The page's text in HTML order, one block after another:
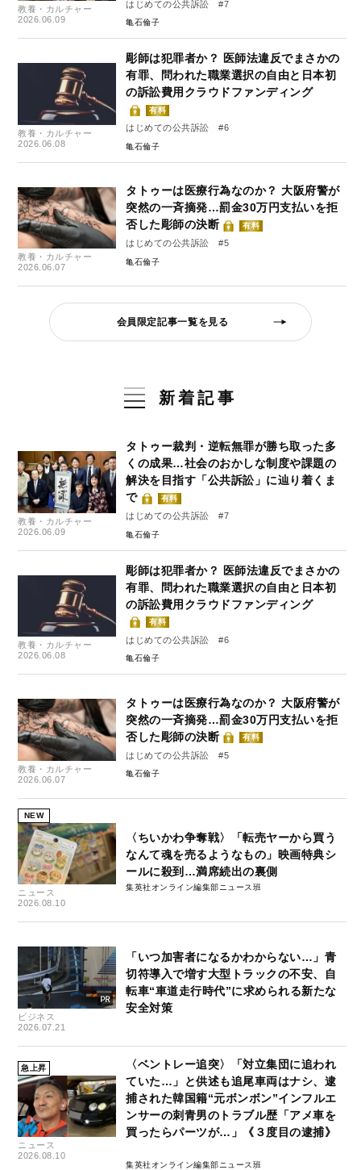
教養・カルチャー
2026.06.09
はじめての公共訴訟 #7
亀石倫子
教養・カルチャー
2026.06.08
彫師は犯罪者か？ 医師法違反でまさかの
有罪、問われた職業選択の自由と日本初
の訴訟費用クラウドファンディング
有料
はじめての公共訴訟 #6
亀石倫子
教養・カルチャー
2026.06.07
タトゥーは医療行為なのか？ 大阪府警が
突然の一斉摘発…罰金30万円支払いを拒
否した彫師の決断
有料
はじめての公共訴訟 #5
亀石倫子
会員限定記事一覧を見る
新着記事
教養・カルチャー
2026.06.09
タトゥー裁判・逆転無罪が勝ち取った多
くの成果…社会のおかしな制度や課題の
解決を目指す「公共訴訟」に辿り着くま
で
有料
はじめての公共訴訟 #7
亀石倫子
教養・カルチャー
2026.06.08
彫師は犯罪者か？ 医師法違反でまさかの
有罪、問われた職業選択の自由と日本初
の訴訟費用クラウドファンディング
有料
はじめての公共訴訟 #6
亀石倫子
教養・カルチャー
2026.06.07
タトゥーは医療行為なのか？ 大阪府警が
突然の一斉摘発…罰金30万円支払いを拒
否した彫師の決断
有料
はじめての公共訴訟 #5
亀石倫子
NEW
ニュース
2026.08.10
〈ちいかわ争奪戦〉「転売ヤーから買う
なんて魂を売るようなもの」映画特典シ
ールに殺到…満席続出の裏側
集英社オンライン編集部ニュース班
ビジネス
2026.07.21
「いつ加害者になるかわからない…」青
切符導入で増す大型トラックの不安、自
転車“車道走行時代”に求められる新たな
安全対策
急上昇
ニュース
2026.08.10
〈ベントレー追突〉「対立集団に追われ
ていた…」と供述も追尾車両はナシ、逮
捕された韓国籍“元ボンボン”インフルエ
ンサーの刺青男のトラブル歴「アメ車を
買ったらパーツが…」《３度目の逮捕》
集英社オンライン編集部ニュース班